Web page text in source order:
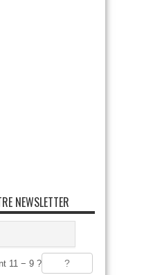
NEWSLETTER
11 − 9 ?